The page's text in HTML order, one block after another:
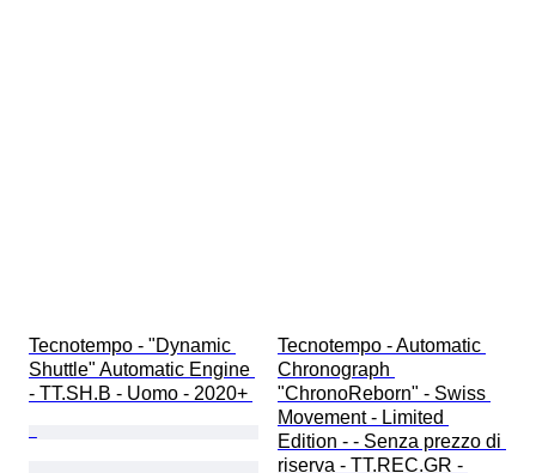
Tecnotempo - "Dynamic
Shuttle" Automatic Engine
- TT.SH.B - Uomo - 2020+
Tecnotempo - Automatic
Chronograph
"ChronoReborn" - Swiss
Movement - Limited
Edition - - Senza prezzo di
riserva - TT.REC.GR -